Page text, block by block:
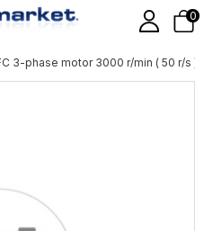
0
3-phase motor 3000 r/min ( 50 r/s )